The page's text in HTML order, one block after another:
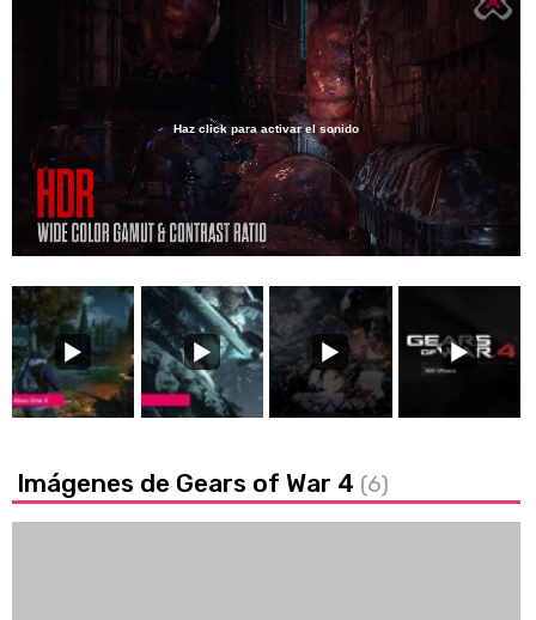
Unmute /
:
50.74%
Haz click para activar el sonido
Imágenes de Gears of War 4 (6)